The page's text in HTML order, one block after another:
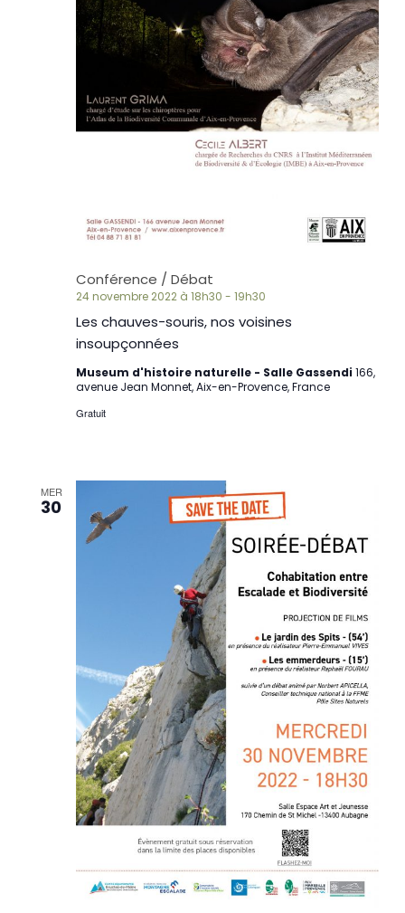
Conférence / Débat
Les chauves-souris, nos voisines
insoupçonnées
24 novembre 2022 à 18h30 - 19h30
Museum d'histoire naturelle - Salle Gassendi 166,
avenue Jean Monnet, Aix-en-Provence, France
Gratuit
MER
30